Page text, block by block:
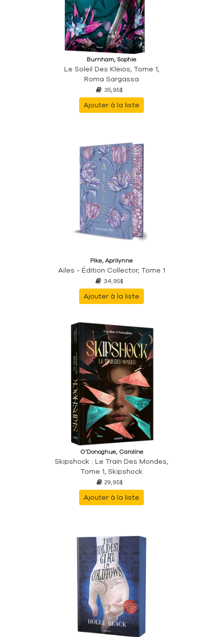
Burnham, Sophie
Le Soleil Des Kleios, Tome 1,
Roma Sargassa
35,95$
Ajouter à la liste
Pike, Aprilynne
Ailes - Édition Collector, Tome 1
34,95$
Ajouter à la liste
O'Donoghue, Caroline
Skipshock : Le Train Des Mondes,
Tome 1, Skipshock
29,95$
Ajouter à la liste